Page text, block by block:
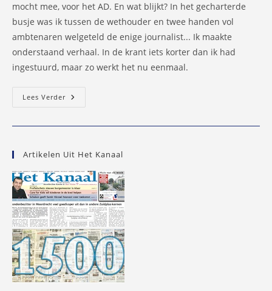
mocht mee, voor het AD. En wat blijkt? In het gecharterde
busje was ik tussen de wethouder en twee handen vol
ambtenaren welgeteld de enige journalist... Ik maakte
onderstaand verhaal. In de krant iets korter dan ik had
ingestuurd, maar zo werkt het nu eenmaal.
Lees VerderGraffiti:
Artikelen Uit Het Kanaal